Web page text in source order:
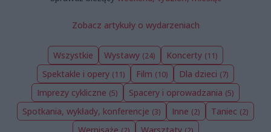
Zobacz artykuły o wydarzeniach
Wszystkie Wystawy (24) Koncerty (11)
Spektakle i opery (11) Film (10) Dla dzieci (7)
Imprezy cykliczne (5) Spacery i oprowadzania (5)
Spotkania, wykłady, konferencje (3) Inne (2) Taniec (2)